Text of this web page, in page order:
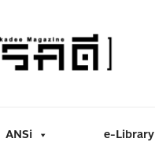
ANSi e-Library